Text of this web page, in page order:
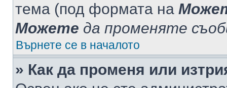
тема (под формата на
Можете да променяте
Върнете се в началото
» Как да променя или